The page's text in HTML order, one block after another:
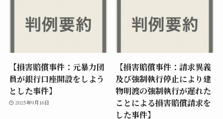
【損害賠償事件：元暴力団
員が銀行口座開設をしよう
とした事件】
2025年9月16日
【損害賠償事件：請求異義
及び強制執行停止により建
物明渡の強制執行が遅れた
ことによる損害賠償請求を
した事件】